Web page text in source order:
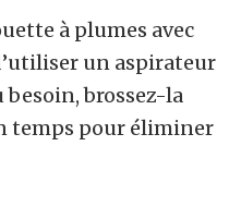
à plumes avec
un aspirateur
besoin, brossez-la
temps pour éliminer